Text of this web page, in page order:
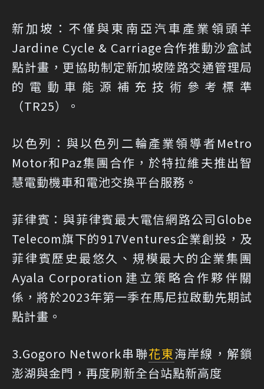
新加坡：不僅與東南亞汽車產業領頭羊
Jardine Cycle & Carriage合作推動沙盒試
點計畫，更協助制定新加坡陸路交通管理局
的電動車能源補充技術參考標準
（TR25）。
以色列：與以色列二輪產業領導者Metro
Motor和Paz集團合作，於特拉維夫推出智
慧電動機車和電池交換平台服務。
菲律賓：與菲律賓最大電信網路公司Globe
Telecom旗下的917Ventures企業創投，及
菲律賓歷史最悠久、規模最大的企業集團
Ayala Corporation建立策略合作夥伴關
係，將於2023年第一季在馬尼拉啟動先期試
點計畫。
3.Gogoro Network串聯花東海岸線，解鎖
澎湖與金門，再度刷新全台站點新高度